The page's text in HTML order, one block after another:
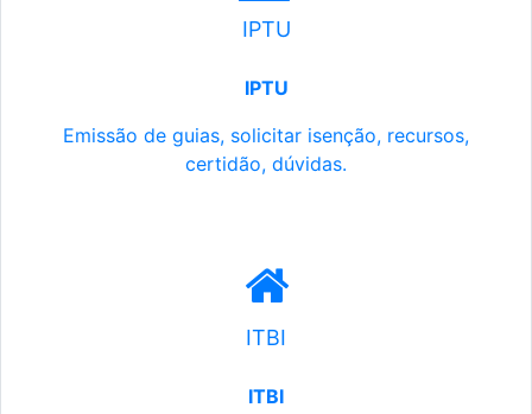
IPTU
IPTU
Emissão de guias, solicitar isenção, recursos,
certidão, dúvidas.
ITBI
ITBI